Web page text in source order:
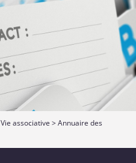
Vie associative >Annuaire des